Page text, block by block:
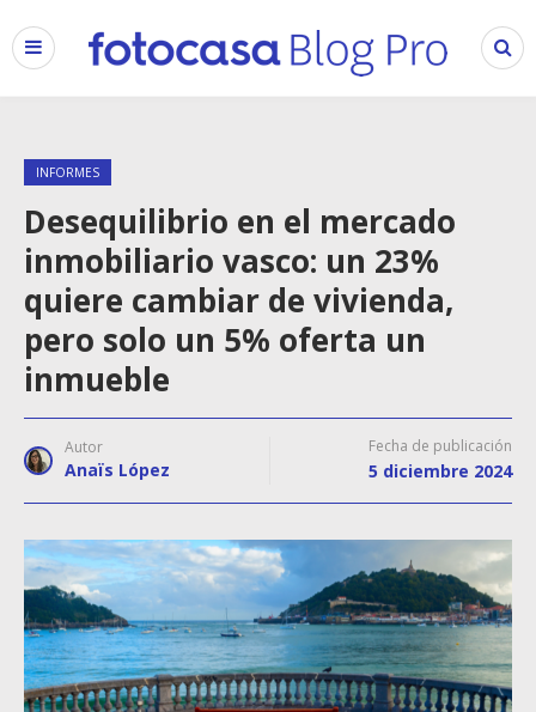
INFORMES
Desequilibrio en el mercado
inmobiliario vasco: un 23%
quiere cambiar de vivienda,
pero solo un 5% oferta un
inmueble
Autor
Anaïs López
Fecha de publicación
5 diciembre 2024